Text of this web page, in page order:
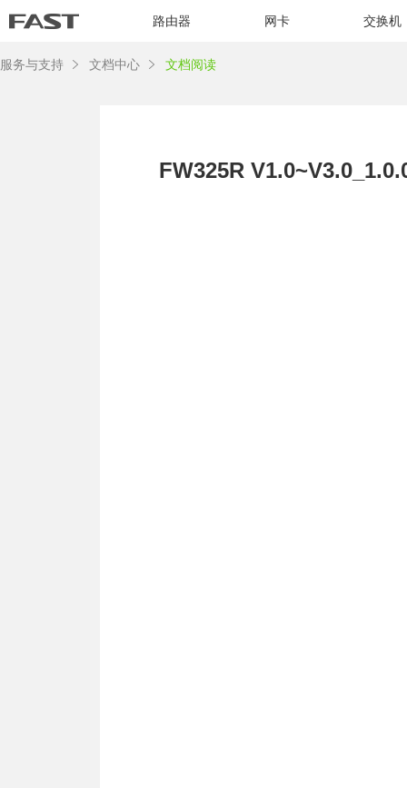
路由器 网卡 交换机
服务与支持 文档中心 文档阅读
FW325R